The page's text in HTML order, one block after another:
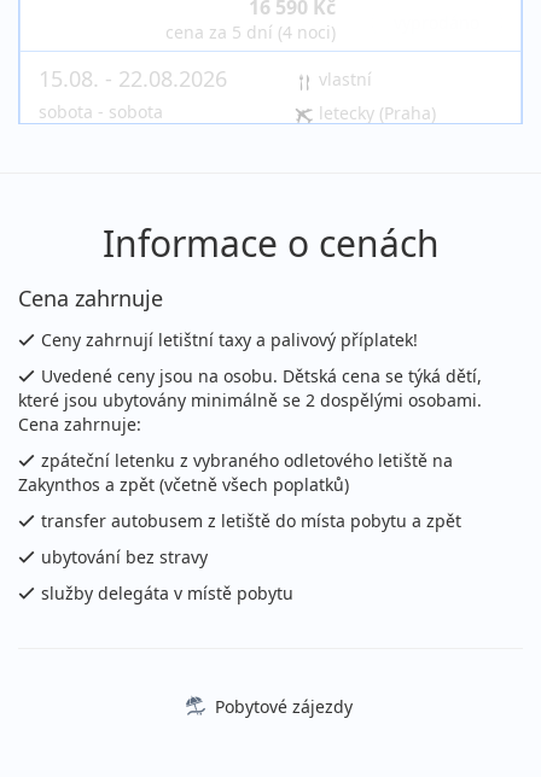
16 590 Kč
cena za 5 dní (4 noci)
15.08. - 22.08.2026
sobota - sobota
vlastní
letecky (Praha)
15.08. - 25.08.2026
sobota - úterý
letecky (Praha)
15.08. - 26.08.2026
sobota - středa
vlastní
letecky (Praha)
cena za 12 dní (11 nocí) vyprodáno
15.08. - 27.08.2026
vlastní
29 590 Kč
cena za 13 dní (12 nocí)
32 790 Kč
Informace o cenách
Cena zahrnuje
Ceny zahrnují letištní taxy a palivový příplatek!
Uvedené ceny jsou na osobu. Dětská cena se týká dětí,
které jsou ubytovány minimálně se 2 dospělými osobami.
Cena zahrnuje:
zpáteční letenku z vybraného odletového letiště na
Zakynthos a zpět (včetně všech poplatků)
transfer autobusem z letiště do místa pobytu a zpět
ubytování bez stravy
služby delegáta v místě pobytu
Pobytové zájezdy